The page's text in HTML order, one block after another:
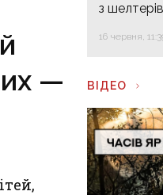
—
з шелтерів
16 червня,
ВІДЕО